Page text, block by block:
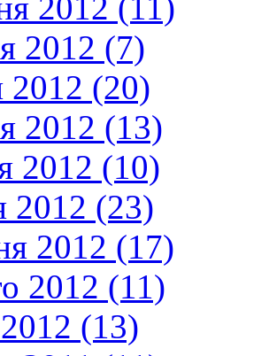
2012 (7)
2012 (20)
2012 (13)
2012 (10)
2012 (23)
2012 (17)
2012 (11)
(13)